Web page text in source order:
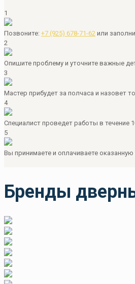
1
Позвоните: +7 (925) 678-71-62 или
2
Опишите проблему и уточните важные
3
Мастер прибудет за полчаса и назовет
4
Специалист проведет работы в течение
5
Вы принимаете и оплачиваете оказанную
Бренды